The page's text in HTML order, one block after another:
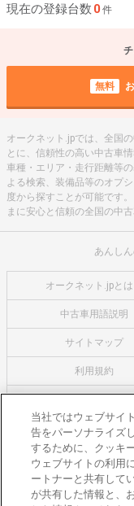
現在の登録台数 0 件
無料
オークネット.jpでは、全国
とに、信頼性の高い中古車
車種・エリア・走行距離等
よる検索、装備品等のオプ
度から探すことが可能です
まに安心と信頼の全国の中
あんし
オークネット.jpとは
中古車用語説明
サイトマップ
利用規約
オークネットのその他の
バイク関連サービス
中古バイクを探すならバ
レンタルバイクに乗る
当社ではウェブサイ
告をパーソナライズ
するために、クッキ
ウェブサイトの利用
ートナーと共有して
が共有した情報と、